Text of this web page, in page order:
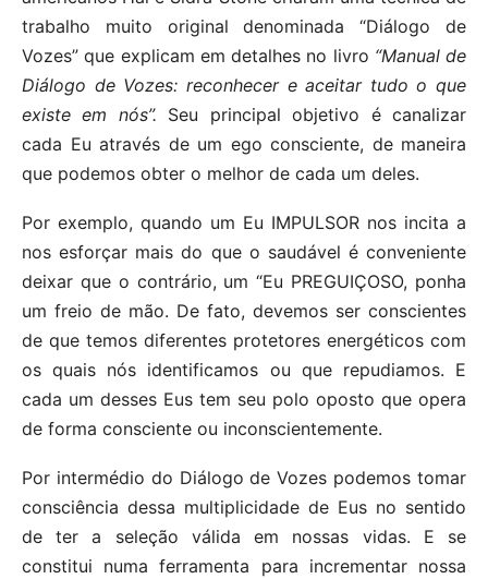
trabalho muito original denominada “Diálogo de
Vozes” que explicam em detalhes no livro “Manual de
Diálogo de Vozes: reconhecer e aceitar tudo o que
existe em nós”. Seu principal objetivo é canalizar
cada Eu através de um ego consciente, de maneira
que podemos obter o melhor de cada um deles.
Por exemplo, quando um Eu IMPULSOR nos incita a
nos esforçar mais do que o saudável é conveniente
deixar que o contrário, um “Eu PREGUIÇOSO, ponha
um freio de mão. De fato, devemos ser conscientes
de que temos diferentes protetores energéticos com
os quais nós identificamos ou que repudiamos. E
cada um desses Eus tem seu polo oposto que opera
de forma consciente ou inconscientemente.
Por intermédio do Diálogo de Vozes podemos tomar
consciência dessa multiplicidade de Eus no sentido
de ter a seleção válida em nossas vidas. E se
constitui numa ferramenta para incrementar nossa